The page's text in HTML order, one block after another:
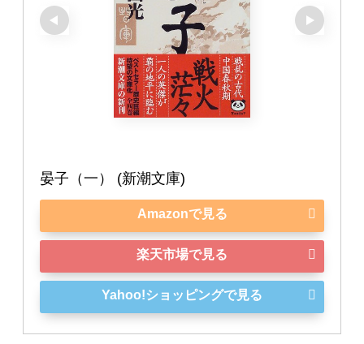
晏子（一） (新潮文庫)
Amazonで見る
楽天市場で見る
Yahoo!ショッピングで見る